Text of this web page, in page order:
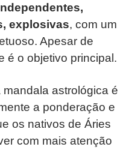
explosivas, com um
Apesar de
é o objetivo principal.
astrológica é
a ponderação e
os nativos de Áries
com mais atenção